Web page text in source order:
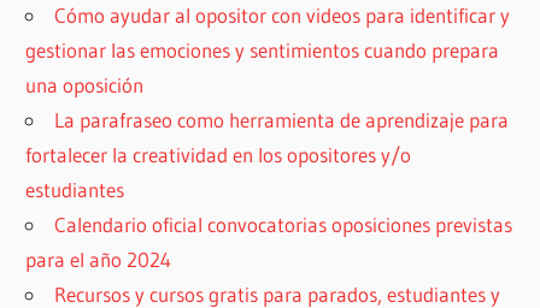
Cómo ayudar al opositor con videos para identificar y
gestionar las emociones y sentimientos cuando prepara
una oposición
La parafraseo como herramienta de aprendizaje para
fortalecer la creatividad en los opositores y/o
estudiantes
Calendario oficial convocatorias oposiciones previstas
para el año 2024
Recursos y cursos gratis para parados, estudiantes y